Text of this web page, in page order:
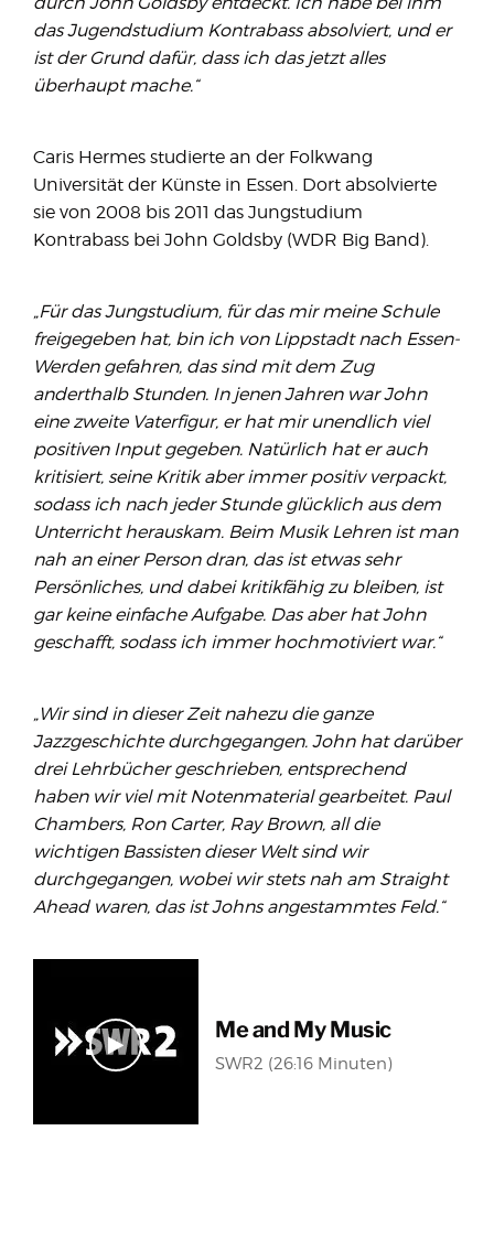
das Jugendstudium Kontrabass absolviert, und er
ist der Grund dafür, dass ich das jetzt alles
überhaupt mache.“
Caris Hermes studierte an der Folkwang
Universität der Künste in Essen. Dort absolvierte
sie von 2008 bis 2011 das Jungstudium
Kontrabass bei John Goldsby (WDR Big Band).
„Für das Jungstudium, für das mir meine Schule
freigegeben hat, bin ich von Lippstadt nach Essen-
Werden gefahren, das sind mit dem Zug
anderthalb Stunden. In jenen Jahren war John
eine zweite Vaterfigur, er hat mir unendlich viel
positiven Input gegeben. Natürlich hat er auch
kritisiert, seine Kritik aber immer positiv verpackt,
sodass ich nach jeder Stunde glücklich aus dem
Unterricht herauskam. Beim Musik Lehren ist man
nah an einer Person dran, das ist etwas sehr
Persönliches, und dabei kritikfähig zu bleiben, ist
gar keine einfache Aufgabe. Das aber hat John
geschafft, sodass ich immer hochmotiviert war.“
„Wir sind in dieser Zeit nahezu die ganze
Jazzgeschichte durchgegangen. John hat darüber
drei Lehrbücher geschrieben, entsprechend
haben wir viel mit Notenmaterial gearbeitet. Paul
Chambers, Ron Carter, Ray Brown, all die
wichtigen Bassisten dieser Welt sind wir
durchgegangen, wobei wir stets nah am Straight
Ahead waren, das ist Johns angestammtes Feld.“
Me and My Music
SWR2 (26:16 Minuten)